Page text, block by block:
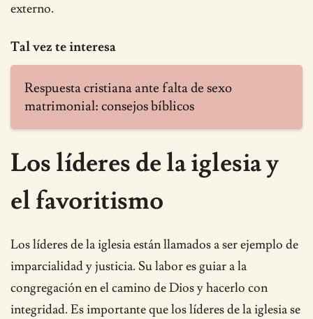
externo.
Tal vez te interesa
Respuesta cristiana ante falta de sexo
matrimonial: consejos bíblicos
Los líderes de la iglesia y
el favoritismo
Los líderes de la iglesia están llamados a ser ejemplo de
imparcialidad y justicia. Su labor es guiar a la
congregación en el camino de Dios y hacerlo con
integridad. Es importante que los líderes de la iglesia se